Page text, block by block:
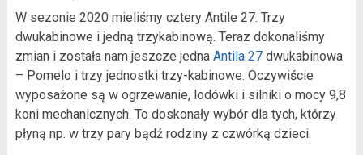
W sezonie 2020 mieliśmy cztery Antile 27. Trzy
dwukabinowe i jedną trzykabinową. Teraz dokonaliśmy
zmian i została nam jeszcze jedna Antila 27dwukabinowa
– Pomelo i trzy jednostki trzy-kabinowe. Oczywiście
wyposażone są w ogrzewanie, lodówki i silniki o mocy 9,8
koni mechanicznych. To doskonały wybór dla tych, którzy
płyną np. w trzy pary bądź rodziny z czwórką dzieci.